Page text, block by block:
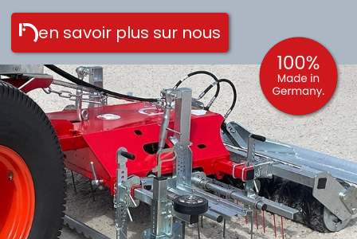
en savoir plus sur nous